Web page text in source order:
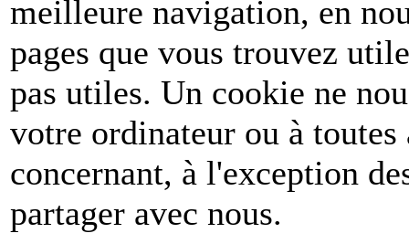
meilleure navigation, en
pages que vous trouvez
pas utiles. Un cookie ne
votre ordinateur ou à
concernant, à l'exception
partager avec nous.